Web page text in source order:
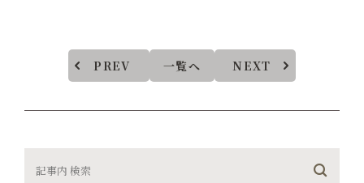
PREV 一覧へ NEXT